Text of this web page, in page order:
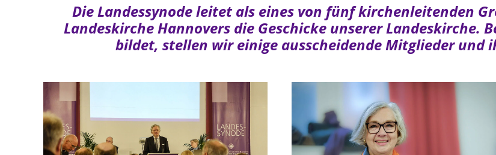
Die Landessynode leitet als eines von fünf kirchenleitenden
Landeskirche Hannovers die Geschicke unserer Landeskirche.
bildet, stellen wir einige ausscheidende Mitglieder und